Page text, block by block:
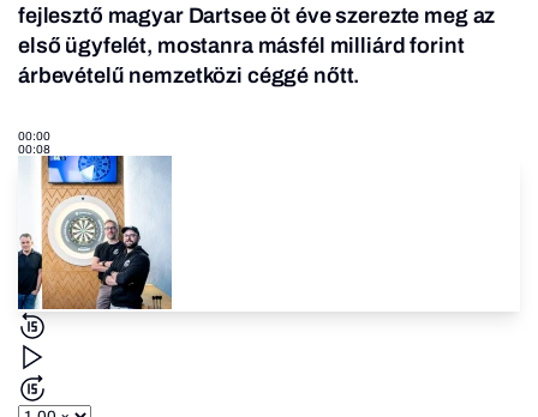
fejlesztő magyar Dartsee öt éve szerezte meg az
első ügyfelét, mostanra másfél milliárd forint
árbevételű nemzetközi céggé nőtt.
00:00
00:08